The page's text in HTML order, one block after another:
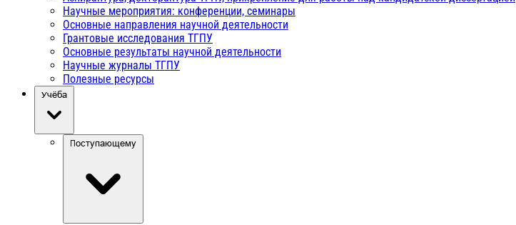
Научные мероприятия: конференции, семинары
Основные направления научной деятельности
Грантовые исследования ТГПУ
Основные результаты научной деятельности
Научные журналы ТГПУ
Полезные ресурсы
Учёба
Поступающему